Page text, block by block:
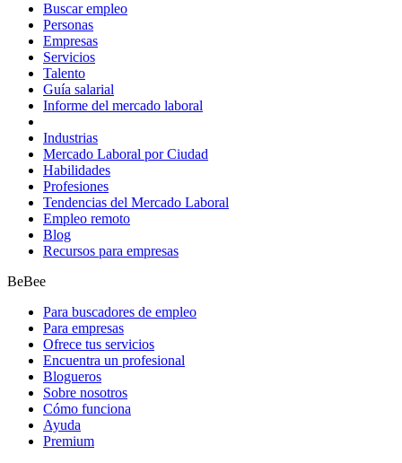
Buscar empleo
Personas
Empresas
Servicios
Talento
Guía salarial
Informe del mercado laboral
Industrias
Mercado Laboral por Ciudad
Habilidades
Profesiones
Tendencias del Mercado Laboral
Empleo remoto
Blog
Recursos para empresas
BeBee
Para buscadores de empleo
Para empresas
Ofrece tus servicios
Encuentra un profesional
Blogueros
Sobre nosotros
Cómo funciona
Ayuda
Premium